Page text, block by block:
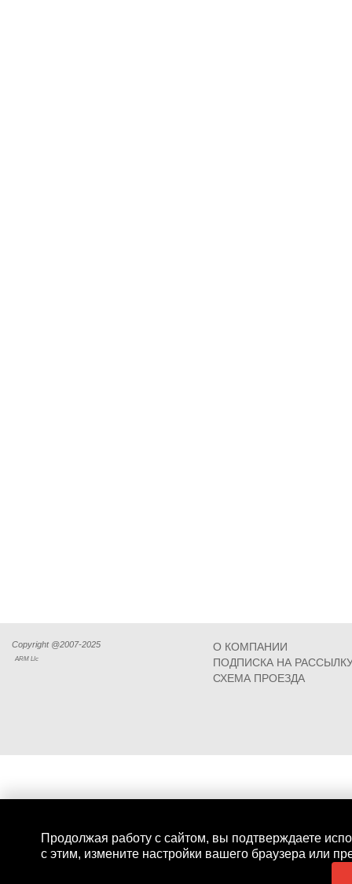
Продолжая работу с сайтом, вы подтверждаете
с этим, измените настройки вашего браузера или
Copyright @2007-2025
ARM Llc
О КОМПАНИИ
ПОДПИСКА НА
СХЕМА ПРОЕЗДА